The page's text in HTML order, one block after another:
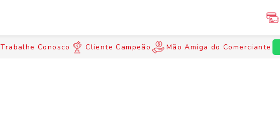
Trabalhe Conosco Cliente Campeão Mão Amiga do Comerciante